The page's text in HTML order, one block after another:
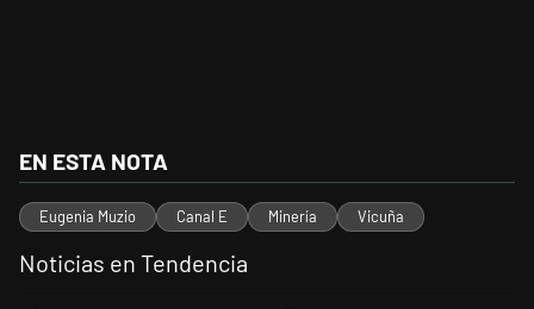
EN ESTA NOTA
Eugenia Muzio Canal E Minería Vicuña
Noticias en Tendencia